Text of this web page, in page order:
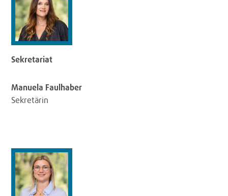
Sekretariat
Manuela Faulhaber
Sekretärin